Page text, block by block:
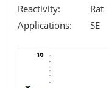
Reactivity:
Rat
Applications:
SE